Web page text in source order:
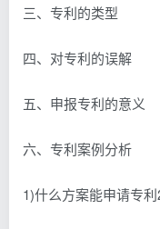
三、专利的类型
四、对专利的误解
五、申报专利的意义
六、专利案例分析
1)什么方案能申请专